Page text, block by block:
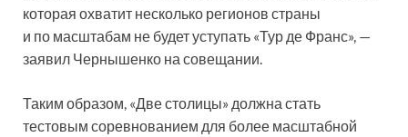
которая охватит несколько регионов страны
и по масштабам не будет уступать «Тур де Франс», —
заявил Чернышенко на совещании.
Таким образом, «Две столицы» должна стать
тестовым соревнованием для более масштабной